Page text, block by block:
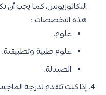
البكالوريوس، كما يجب
هذه التخصصات :
علوم.
علوم طبية وتطبيقية.
الصيدلة.
إذا كنت تتقدم لدرجة